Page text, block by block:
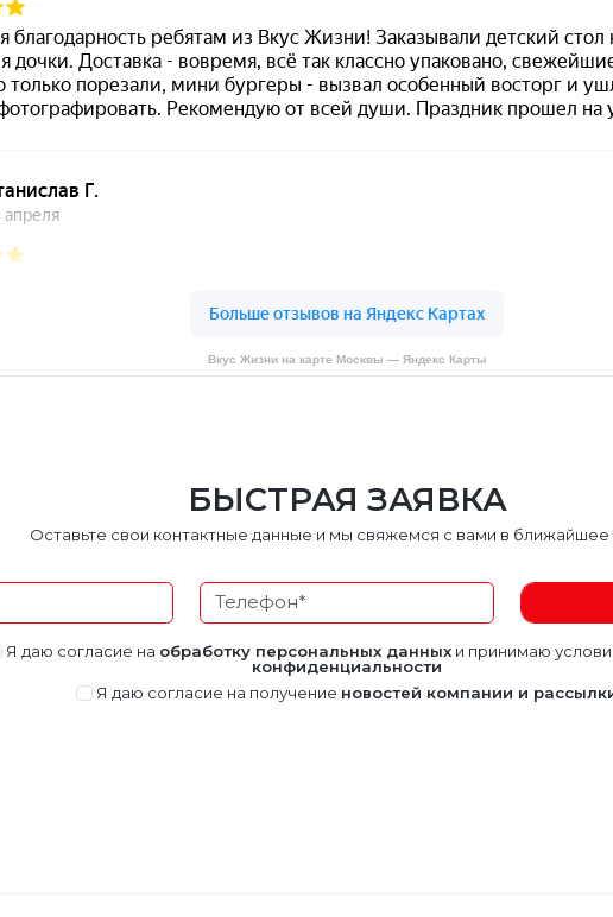
Вкус Жизни на карте Москвы — Яндекс Карты
БЫСТРАЯ ЗАЯВКА
Оставьте свои контактные данные и мы свяжемся с вами в
Я даю согласие на обработку персональных данныхи принимаю
конфиденциальности
Я даю согласие на получение новостей компании и